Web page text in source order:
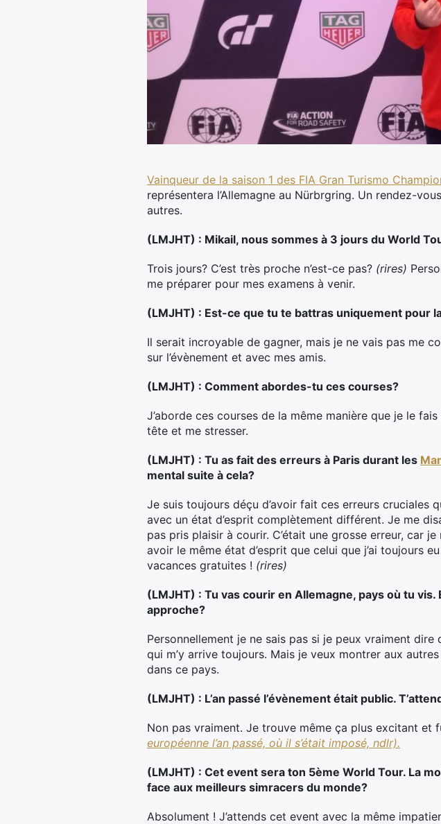
Vainqueur de la saison 1 des FIA Gran Turismo
représentera l’Allemagne au Nürbrgring. Un rendez-
autres.
(LMJHT) : Mikail, nous sommes à 3 jours du World
Trois jours? C’est très proche n’est-ce pas? (rires)
me préparer pour mes examens à venir.
(LMJHT) : Est-ce que tu te battras uniquement pour
Il serait incroyable de gagner, mais je ne vais pas me
sur l’évènement et avec mes amis.
(LMJHT) : Comment abordes-tu ces courses?
J’aborde ces courses de la même manière que je le
tête et me stresser.
(LMJHT) : Tu as fait des erreurs à Paris durant les
mental suite à cela?
Je suis toujours déçu d’avoir fait ces erreurs cruciales
avec un état d’esprit complètement différent. Je me
pas pris plaisir à courir. C’était une grosse erreur, car
avoir le même état d’esprit que celui que j’ai toujours
vacances gratuites ! (rires)
(LMJHT) : Tu vas courir en Allemagne, pays où tu
approche?
Personnellement je ne sais pas si je peux vraiment
qui m’y arrive toujours. Mais je veux montrer aux
dans ce pays.
(LMJHT) : L’an passé l’évènement était public.
Non pas vraiment. Je trouve même ça plus excitant et
européenne l’an passé, où il s’était imposé, ndlr).
(LMJHT) : Cet event sera ton 5ème World Tour. La
face aux meilleurs simracers du monde?
Absolument ! J’attends cet event avec la même